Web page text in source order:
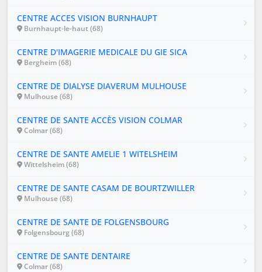
CENTRE ACCES VISION BURNHAUPT
Burnhaupt-le-haut (68)
CENTRE D'IMAGERIE MEDICALE DU GIE SICA
Bergheim (68)
CENTRE DE DIALYSE DIAVERUM MULHOUSE
Mulhouse (68)
CENTRE DE SANTE ACCÈS VISION COLMAR
Colmar (68)
CENTRE DE SANTE AMELIE 1 WITELSHEIM
Wittelsheim (68)
CENTRE DE SANTE CASAM DE BOURTZWILLER
Mulhouse (68)
CENTRE DE SANTE DE FOLGENSBOURG
Folgensbourg (68)
CENTRE DE SANTE DENTAIRE
Colmar (68)